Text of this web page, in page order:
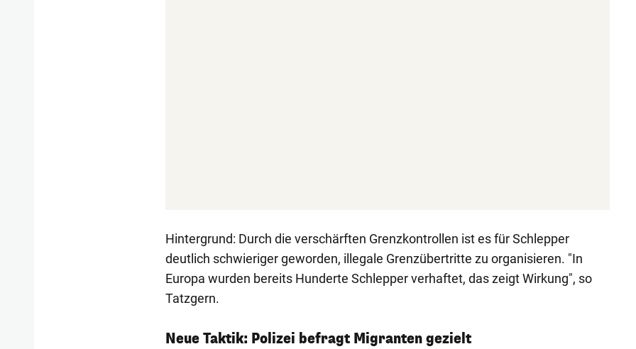
Hintergrund: Durch die verschärften Grenzkontrollen ist es für Schlepper
deutlich schwieriger geworden, illegale Grenzübertritte zu organisieren. "In
Europa wurden bereits Hunderte Schlepper verhaftet, das zeigt Wirkung", so
Tatzgern.
Neue Taktik: Polizei befragt Migranten gezielt